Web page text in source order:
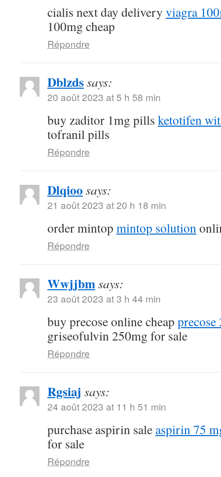
cialis next day delivery viagra
100mg cheap
Répondre
Dblzdssays:
20 août 2023 at 5 h 58 min
buy zaditor 1mg pills ketotifen
tofranil pills
Répondre
Dlqioo says:
21 août 2023 at 20 h 18 min
order mintop mintop solution
Répondre
Wwjjbmsays:
23 août 2023 at 3 h 44 min
buy precose online cheap
griseofulvin 250mg for sale
Répondre
Rgsiaj says:
24 août 2023 at 11 h 51 min
purchase aspirin sale aspirin 75
for sale
Répondre